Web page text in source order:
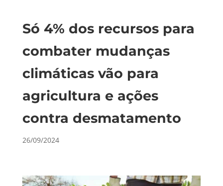
Só 4% dos recursos para
combater mudanças
climáticas vão para
agricultura e ações
contra desmatamento
26/09/2024